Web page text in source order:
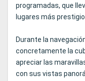
programadas, que
lugares más
Durante la
concretamente la
apreciar las
con sus vistas